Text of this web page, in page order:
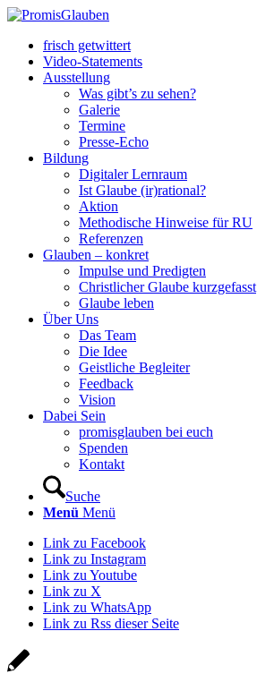
frisch getwittert
Video-Statements
Ausstellung
Was gibt’s zu sehen?
Galerie
Termine
Presse-Echo
Bildung
Digitaler Lernraum
Ist Glaube (ir)rational?
Aktion
Methodische Hinweise für RU
Referenzen
Glauben – konkret
Impulse und Predigten
Christlicher Glaube kurzgefasst
Glaube leben
Über Uns
Das Team
Die Idee
Geistliche Begleiter
Feedback
Vision
Dabei Sein
promisglauben bei euch
Spenden
Kontakt
Suche
Menü Menü
Link zu Facebook
Link zu Instagram
Link zu Youtube
Link zu X
Link zu WhatsApp
Link zu Rss dieser Seite